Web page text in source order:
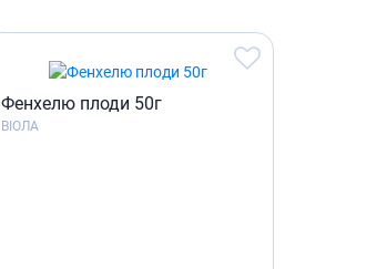
Фенхелю плоди 50г
ВІОЛА